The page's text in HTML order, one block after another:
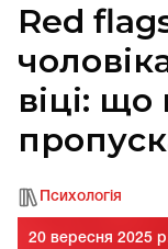
Red
віці:
Психологія
20 вересня 2025